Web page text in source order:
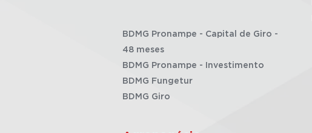
BDMG Pronampe - Capital de Giro -
48 meses
BDMG Pronampe - Investimento
BDMG Fungetur
BDMG Giro